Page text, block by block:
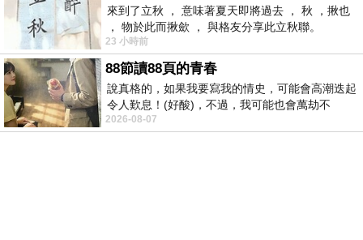
來到了立秋 ， 意味著夏天即將過去 ， 秋 ，揪也
， 物於此而揪歛 ， 與格友分享此立秋聯。
23 小時前
88節讀88頁的青春
說真格的，如果我要寫我的情史，可能會高潮迭起
令人歎息！(好酸)，不過，我可能也會萬劫不
復...，每天跪鍵盤還是被判了花心的罪
2026-08-07